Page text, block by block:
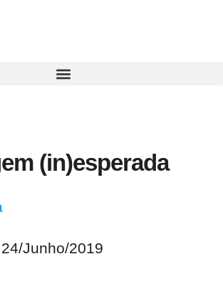
(in)esperada
24/Junho/2019